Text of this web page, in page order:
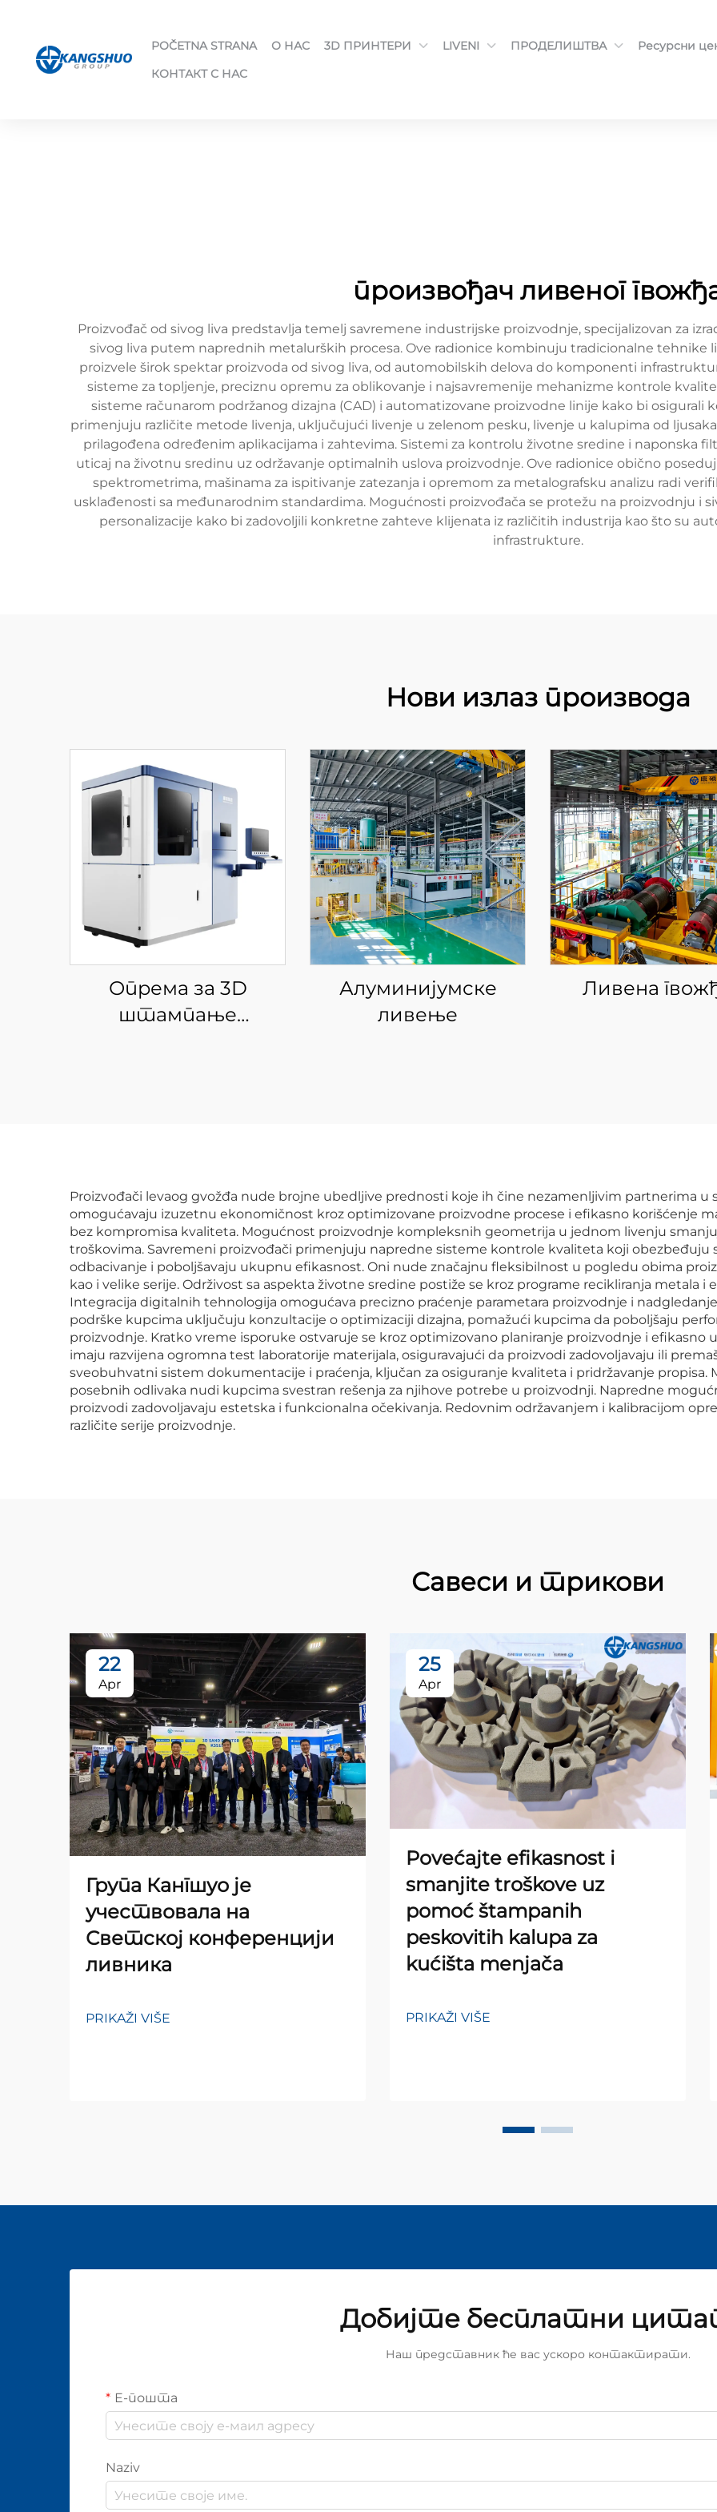
POČETNA STRANA О НАС 3D ПРИНТЕРИ LIVENI ПРОДЕЛИШТВА
Ресурсни
КОНТАКТ С НАС
произвођач ливеног
Proizvođač od sivog liva predstavlja temelj savremene industrijske proizvodnje, specijalizovan za
sivog liva putem naprednih metalurških procesa. Ove radionice kombinuju tradicionalne tehnike
proizvele širok spektar proizvoda od sivog liva, od automobilskih delova do komponenti
sisteme za topljenje, preciznu opremu za oblikovanje i najsavremenije mehanizme kontrole
sisteme računarom podržanog dizajna (CAD) i automatizovane proizvodne linije kako bi osigurali
primenjuju različite metode livenja, uključujući livenje u zelenom pesku, livenje u kalupima od
prilagođena određenim aplikacijama i zahtevima. Sistemi za kontrolu životne sredine i naponska
uticaj na životnu sredinu uz održavanje optimalnih uslova proizvodnje. Ove radionice obično
spektrometrima, mašinama za ispitivanje zatezanja i opremom za metalografsku analizu radi
usklađenosti sa međunarodnim standardima. Mogućnosti proizvođača se protežu na proizvodnju i
personalizacije kako bi zadovoljili konkretne zahteve klijenata iz različitih industrija kao što su
infrastrukture.
Нови излаз производа
Опрема за 3D
штампање
Алуминијумске
ливење
Ливена
Proizvođači levaog gvožđa nude brojne ubedljive prednosti koje ih čine nezamenljivim partnerima u
omogućavaju izuzetnu ekonomičnost kroz optimizovane proizvodne procese i efikasno korišćenje
bez kompromisa kvaliteta. Mogućnost proizvodnje kompleksnih geometrija u jednom livenju
troškovima. Savremeni proizvođači primenjuju napredne sisteme kontrole kvaliteta koji obezbeđuju
odbacivanje i poboljšavaju ukupnu efikasnost. Oni nude značajnu fleksibilnost u pogledu obima
kao i velike serije. Održivost sa aspekta životne sredine postiže se kroz programe recikliranja metala
Integracija digitalnih tehnologija omogućava precizno praćenje parametara proizvodnje i
podrške kupcima uključuju konzultacije o optimizaciji dizajna, pomažući kupcima da poboljšaju
proizvodnje. Kratko vreme isporuke ostvaruje se kroz optimizovano planiranje proizvodnje i efikasno
imaju razvijena ogromna test laboratorije materijala, osiguravajući da proizvodi zadovoljavaju ili
sveobuhvatni sistem dokumentacije i praćenja, ključan za osiguranje kvaliteta i pridržavanje
posebnih odlivaka nudi kupcima svestran rešenja za njihove potrebe u proizvodnji. Napredne
proizvodi zadovoljavaju estetska i funkcionalna očekivanja. Redovnim održavanjem i kalibracijom
različite serije proizvodnje.
Савеси и трикови
22
Apr
Група Кангшуо је
учествовала на
Светској конференцији
ливника
PRIKAŽI VIŠE
25
Apr
Povećajte efikasnost i
smanjite troškove uz
pomoć štampanih
peskovitih kalupa za
kućišta menjača
PRIKAŽI VIŠE
Добијте бесплатни
Наш представник ће вас ускоро контактирати.
Е-пошта
Naziv